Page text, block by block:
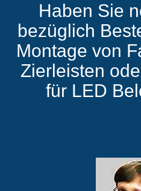
Haben Sie
bezüglich
Montage von
Zierleisten
für LED